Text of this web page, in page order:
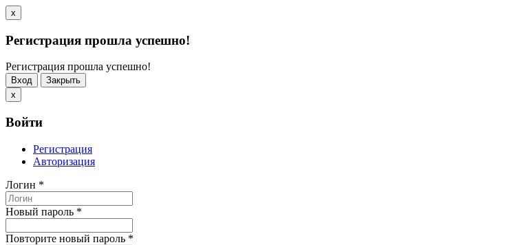
x
Регистрация прошла успешно!
Регистрация прошла успешно!
Вход
Закрыть
x
Войти
Регистрация
Авторизация
Логин *
Новый пароль *
Повторите новый пароль *